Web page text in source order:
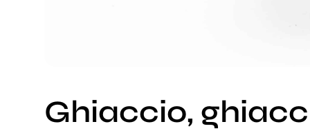
Ghiaccio,